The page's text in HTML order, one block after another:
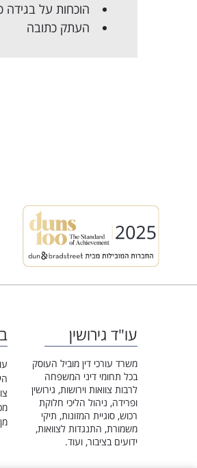
הוכחות על בגידה
העתק כתובה
עו"ד גירושין
משרד עורכי דין מוביל העוסק
בכל תחומי דיני המשפחה
לרבות צוואות וירושות, גירושין
ופרידה, ניהול הליכי חלוקת
רכוש, סוגיית המזונות, תיקי
משמורת, התנגדות לצוואות,
ידועים בציבור, ועוד.